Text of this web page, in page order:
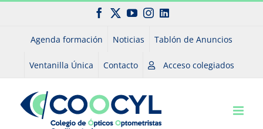
Saltar
Facebook
X YouTubeInstagram
LinkedIn
Agenda formación Noticias Tablón de Anuncios
Ventanilla Única Contacto Acceso colegiados